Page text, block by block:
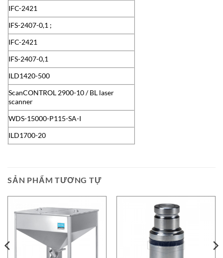
IFC-2421
IFS-2407-0,1 ;
IFC-2421
IFS-2407-0,1
ILD1420-500
ScanCONTROL 2900-10 / BL laser
scanner
WDS-15000-P115-SA-I
ILD1700-20
SẢN PHẨM TƯƠNG TỰ